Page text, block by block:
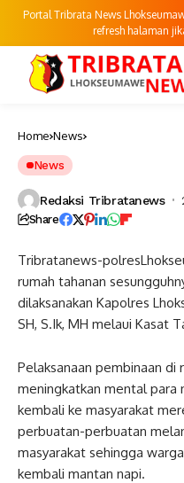
Portal Tribrata News
refresh halaman
Home News
News
Redaksi Tribratanews
Share
Tribratanews-
rumah tahanan
dilaksanakan Kapolres
SH, S.Ik, MH melaui Kasat
Pelaksanaan pembinaan di
meningkatkan mental para
kembali ke masyarakat
perbuatan-perbuatan
masyarakat sehingga
kembali mantan napi.